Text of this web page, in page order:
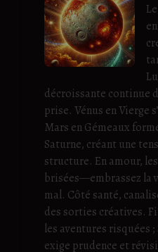
décroissante continue
prise. Vénus en Vierge
Mars en Gémeaux
Saturne, créant une
structure. En amour,
brisées—embrassez la
mal. Côté santé,
des sorties créatives.
les aventures risquées
exige prudence et